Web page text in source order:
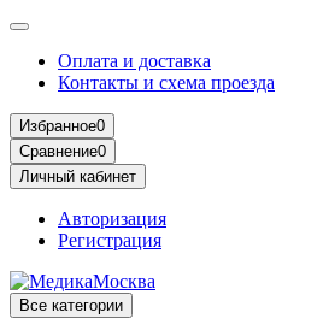
Оплата и доставка
Контакты и схема проезда
Избранное0
Сравнение0
Личный кабинет
Авторизация
Регистрация
Все категории